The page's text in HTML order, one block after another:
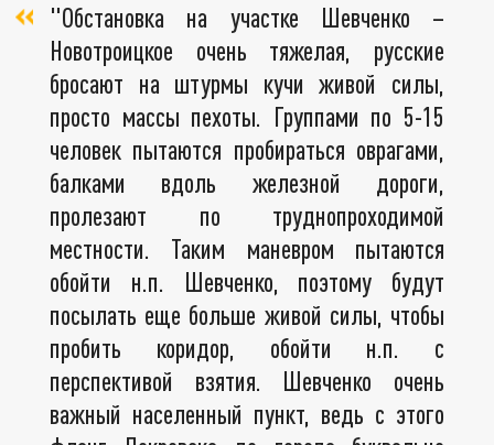
"Обстановка на участке Шевченко –
Новотроицкое очень тяжелая, русские
бросают на штурмы кучи живой силы,
просто массы пехоты. Группами по 5-15
человек пытаются пробираться оврагами,
балками вдоль железной дороги,
пролезают по труднопроходимой
местности. Таким маневром пытаются
обойти н.п. Шевченко, поэтому будут
посылать еще больше живой силы, чтобы
пробить коридор, обойти н.п. с
перспективой взятия. Шевченко очень
важный населенный пункт, ведь с этого